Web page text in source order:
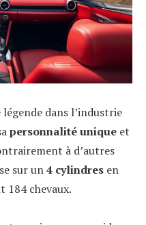
dans l’industrie
personnalité unique et
à d’autres
sur un4 cylindres en
184 chevaux.